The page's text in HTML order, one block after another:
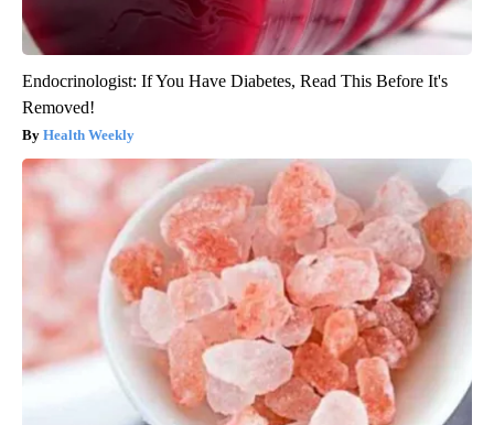
Endocrinologist: If You Have Diabetes, Read This Before It's
Removed!
Health Weekly